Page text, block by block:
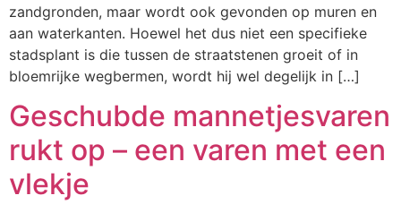
zandgronden, maar wordt ook gevonden op muren en
aan waterkanten. Hoewel het dus niet een specifieke
stadsplant is die tussen de straatstenen groeit of in
bloemrijke wegbermen, wordt hij wel degelijk in […]
Geschubde mannetjesvaren
rukt op – een varen met een
vlekje